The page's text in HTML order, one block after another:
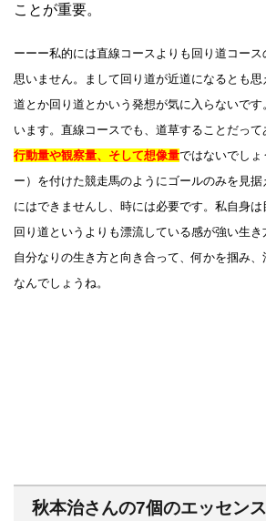
ことが重要。
ーーー私的には直線コースよりも回り道コー
思いません。まして回り道が近道になるとも
道とか回り道とかいう発想が気に入らないで
います。直線コースでも、道草することだって
行動量や観察量、そして想像量ではないでしょ
ー）を付けた競走馬のようにゴールのみを見
にはできませんし、時には必要です。私自身は
回り道というよりも漂流している感が強い生き
自分なりの生き方と向き合って、何かを掴み
なんでしょうね。
秋本治さんの7個のエッセン